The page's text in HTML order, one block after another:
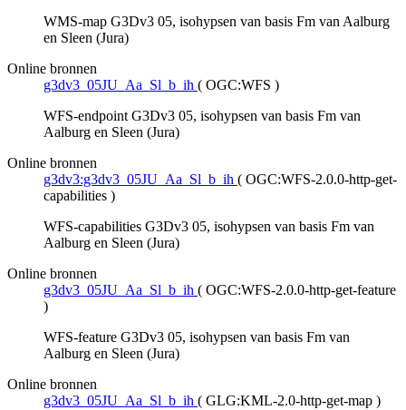
WMS-map G3Dv3 05, isohypsen van basis Fm van Aalburg
en Sleen (Jura)
Online bronnen
g3dv3_05JU_Aa_Sl_b_ih ( OGC:WFS )
WFS-endpoint G3Dv3 05, isohypsen van basis Fm van
Aalburg en Sleen (Jura)
Online bronnen
g3dv3:g3dv3_05JU_Aa_Sl_b_ih ( OGC:WFS-2.0.0-http-get-
capabilities )
WFS-capabilities G3Dv3 05, isohypsen van basis Fm van
Aalburg en Sleen (Jura)
Online bronnen
g3dv3_05JU_Aa_Sl_b_ih ( OGC:WFS-2.0.0-http-get-feature
)
WFS-feature G3Dv3 05, isohypsen van basis Fm van
Aalburg en Sleen (Jura)
Online bronnen
g3dv3_05JU_Aa_Sl_b_ih ( GLG:KML-2.0-http-get-map )